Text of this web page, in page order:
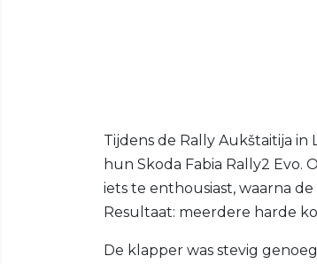
Tijdens de Rally Aukštaitija
hun Skoda Fabia Rally2 Evo.
iets te enthousiast, waarna
Resultaat: meerdere harde
De klapper was stevig